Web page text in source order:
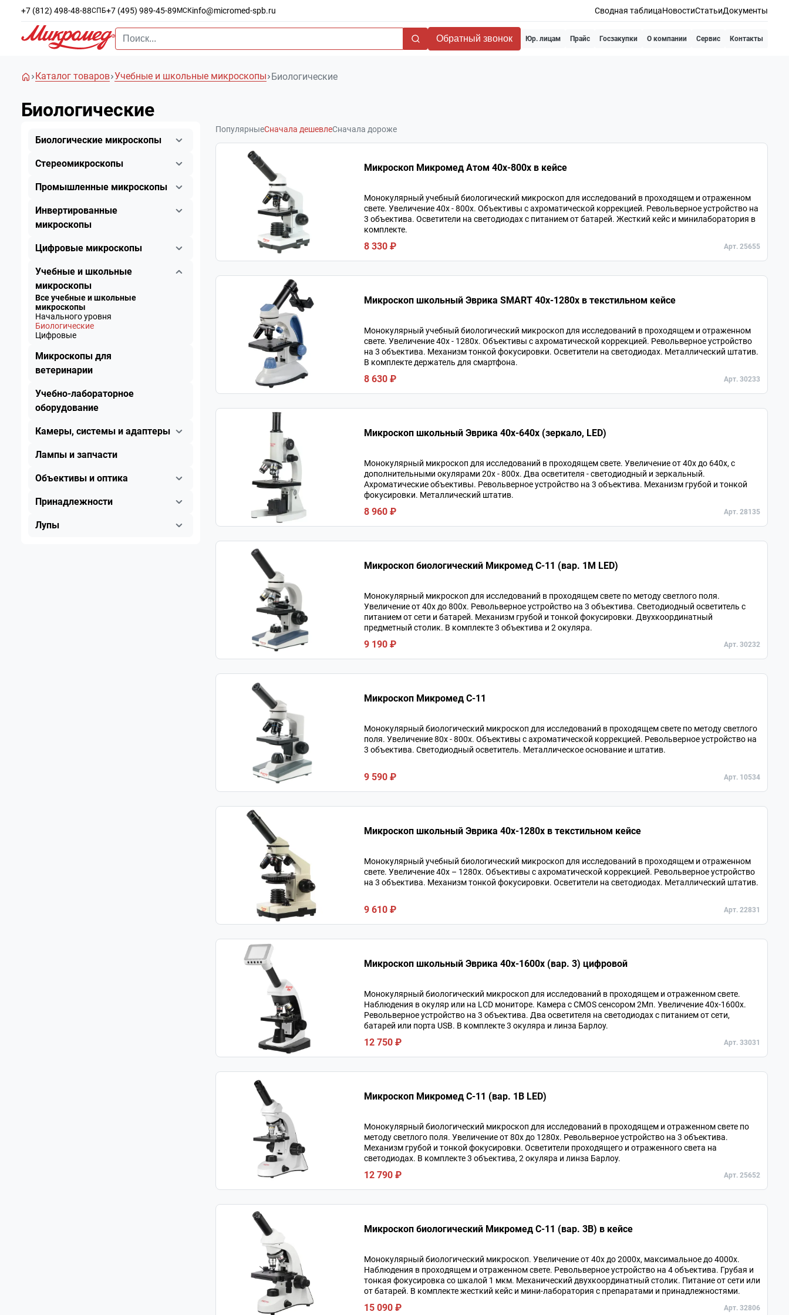
+7 (812) 498-48-88СПБ+7 (495) 989-45-89 МСКinfo@micromed-spb.ru Сводная таблицаНовостиСтатьиДокументы
Обратный звонок Юр. лицам Прайс Госзакупки О компании Сервис Контакты
Каталог товаров Учебные и школьные микроскопы Биологические
Биологические
Биологические микроскопы
Стереомикроскопы
Промышленные микроскопы
Инвертированные
микроскопы
Цифровые микроскопы
Учебные и школьные
микроскопы
Все учебные и школьные
микроскопы
Начального уровня
Биологические
Цифровые
Микроскопы для
ветеринарии
Учебно-лабораторное
оборудование
Камеры, системы и адаптеры
Лампы и запчасти
Объективы и оптика
Принадлежности
Лупы
ПопулярныеСначала дешевлеСначала дороже
Микроскоп Микромед Атом 40x-800x в кейсе
Монокулярный учебный биологический микроскоп для исследований в проходящем и отраженном
свете. Увеличение 40х - 800х. Объективы с ахроматической коррекцией. Револьверное устройство на
3 объектива. Осветители на светодиодах с питанием от батарей. Жесткий кейс и минилаборатория в
комплекте.
8 330 ₽ Арт. 25655
Микроскоп школьный Эврика SMART 40х-1280х в текстильном кейсе
Монокулярный учебный биологический микроскоп для исследований в проходящем и отраженном
свете. Увеличение 40х - 1280х. Объективы с ахроматической коррекцией. Револьверное устройство
на 3 объектива. Механизм тонкой фокусировки. Осветители на светодиодах. Металлический штатив.
В комплекте держатель для смартфона.
8 630 ₽ Арт. 30233
Микроскоп школьный Эврика 40х-640х (зеркало, LED)
Монокулярный микроскоп для исследований в проходящем свете. Увеличение от 40х до 640х, с
дополнительными окулярами 20х - 800х. Два осветителя - светодиодный и зеркальный.
Ахроматические объективы. Револьверное устройство на 3 объектива. Механизм грубой и тонкой
фокусировки. Металлический штатив.
8 960 ₽ Арт. 28135
Микроскоп биологический Микромед С-11 (вар. 1М LED)
Монокулярный микроскоп для исследований в проходящем свете по методу светлого поля.
Увеличение от 40х до 800х. Револьверное устройство на 3 объектива. Светодиодный осветитель с
питанием от сети и батарей. Механизм грубой и тонкой фокусировки. Двухкоординатный
предметный столик. В комплекте 3 объектива и 2 окуляра.
9 190 ₽ Арт. 30232
Микроскоп Микромед С-11
Монокулярный биологический микроскоп для исследований в проходящем свете по методу светлого
поля. Увеличение 80х - 800х. Объективы с ахроматической коррекцией. Револьверное устройство на
3 объектива. Светодиодный осветитель. Металлическое основание и штатив.
9 590 ₽ Арт. 10534
Микроскоп школьный Эврика 40х-1280х в текстильном кейсе
Монокулярный учебный биологический микроскоп для исследований в проходящем и отраженном
свете. Увеличение 40х – 1280х. Объективы с ахроматической коррекцией. Револьверное устройство
на 3 объектива. Механизм тонкой фокусировки. Осветители на светодиодах. Металлический штатив.
9 610 ₽ Арт. 22831
Микроскоп школьный Эврика 40х-1600х (вар. 3) цифровой
Монокулярный биологический микроскоп для исследований в проходящем и отраженном свете.
Наблюдения в окуляр или на LCD мониторе. Камера с CMOS сенсором 2Мп. Увеличение 40х-1600х.
Револьверное устройство на 3 объектива. Два осветителя на светодиодах с питанием от сети,
батарей или порта USB. В комплекте 3 окуляра и линза Барлоу.
12 750 ₽ Арт. 33031
Микроскоп Микромед С-11 (вар. 1B LED)
Монокулярный биологический микроскоп для исследований в проходящем и отраженном свете по
методу светлого поля. Увеличение от 80х до 1280х. Револьверное устройство на 3 объектива.
Механизм грубой и тонкой фокусировки. Осветители проходящего и отраженного света на
светодиодах. В комплекте 3 объектива, 2 окуляра и линза Барлоу.
12 790 ₽ Арт. 25652
Микроскоп биологический Микромед С-11 (вар. 3B) в кейсе
Монокулярный биологический микроскоп. Увеличение от 40х до 2000х, максимальное до 4000х.
Наблюдения в проходящем и отраженном свете. Револьверное устройство на 4 объектива. Грубая и
тонкая фокусировка со шкалой 1 мкм. Механический двухкоординатный столик. Питание от сети или
от батарей. В комплекте жесткий кейс и мини-лаборатория с препаратами и принадлежностями.
15 090 ₽ Арт. 32806